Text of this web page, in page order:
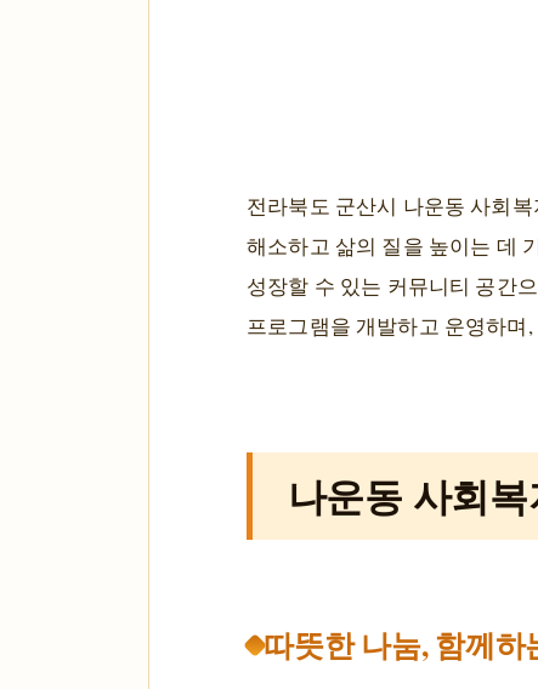
전라북도 군산시 나운동 사회
해소하고 삶의 질을 높이는 데
성장할 수 있는 커뮤니티 공간
프로그램을 개발하고 운영하
나운동 사회
따뜻한 나눔, 함께하